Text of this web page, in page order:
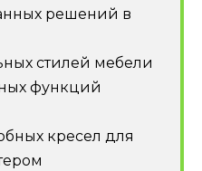
решений в
стилей мебели
функций
кресел для